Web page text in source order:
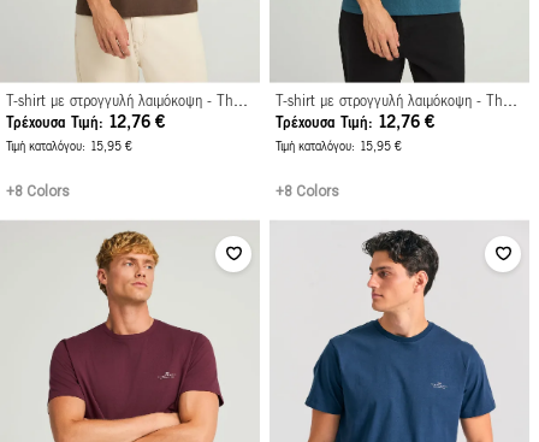
Τρέχουσα Τιμή
12,76 €
Τιμή καταλόγου 15,95 €
+8 Colors
Τρέχουσα Τιμή
12,76 €
Τιμή καταλόγου 15,95 €
+8 Colors